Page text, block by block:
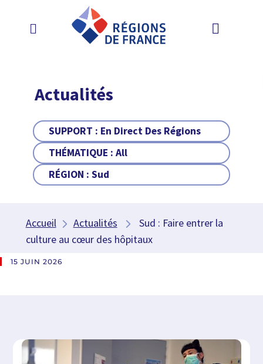
Actualités
SUPPORT : En Direct Des Régions
THÉMATIQUE :All
RÉGION :Sud
Accueil Actualités
Sud : Faire entrer la
culture au cœur des hôpitaux
15 JUIN 2026